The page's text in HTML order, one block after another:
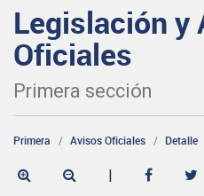
Legislación y
Oficiales
Primera sección
Primera Avisos Oficiales Detalle
|